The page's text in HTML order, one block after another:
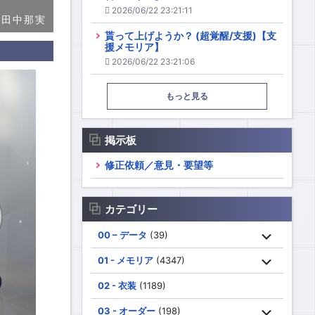
中那実
2026/06/22 23:21:11
貰って上げようか？ (超覚醒/支援)【支
援メモリア】
2026/06/22 23:21:06
もっと見る
掲示板
修正依頼／意見・要望等
カテゴリー
00 – データ (39)
01 - メモリア (4347)
02 - 衣装 (1189)
03 - オーダー (198)